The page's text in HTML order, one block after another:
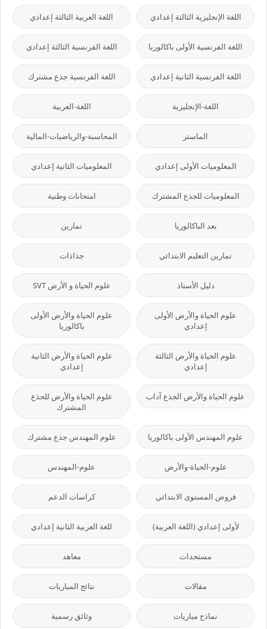
اللغة الإنجليزية الثالثة إعدادي اللغة العربية الثالثة إعدادي
اللغة الفرنسية الأولى باكالوريا اللغة الفرنسية الثالثة إعدادي
اللغة الفرنسية الثانية إعدادي اللغة الفرنسية جذع مشترك
اللغة-الإنجليزية اللغة-العربية
الماستر المحاسبة-والرياضيات-المالية
المعلوميات الأولى إعدادي المعلوميات الثانية إعدادي
المعلوميات للجذع المشترك امتحانات وطنية
بعد الباكالوريا تمارين
تمارين التعليم الابتدائي جذاذات
دليل الأستاذ علوم الحياة و الأرض SVT
علوم الحياة والأرض الأولى
إعدادي
علوم الحياة والأرض الأولى
باكالوريا
علوم الحياة والأرض الثالثة
إعدادي
علوم الحياة والأرض الثانية
إعدادي
علوم الحياة والأرض الجذع آداب
علوم الحياة والأرض للجذع
المشترك
علوم المهندس الأولى باكالوريا علوم المهندس جذع مشترك
علوم-الحياة-والأرض علوم-المهندس
فروض المستوى الابتدائي كراسات الدعم
لأولى إعدادي (اللغة العربية) للغة العربية الثانية إعدادي
مستجدات معاهد
مقالات نتائج المباريات
نماذج مباريات وثائق رسمية